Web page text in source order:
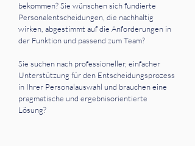
bekommen? Sie wünschen sich fundierte
Personalentscheidungen, die nachhaltig
wirken, abgestimmt auf die Anforderungen in
der Funktion und passend zum Team?
Sie suchen nach professioneller, einfacher
Unterstützung für den Entscheidungsprozess
in Ihrer Personalauswahl und brauchen eine
pragmatische und ergebnisorientierte
Lösung?